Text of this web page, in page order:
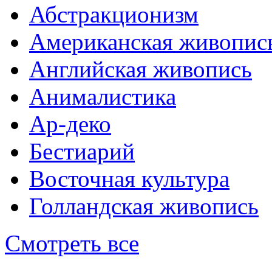
Абстракционизм
Американская
Английская живопись
Анималистика
Ар-деко
Бестиарий
Восточная культура
Голландская живопись
Смотреть все